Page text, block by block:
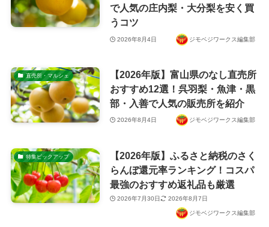
で人気の庄内梨・大分梨を安く買
うコツ
2026年8月4日 ジモベジワークス編集部
直売所・マルシェ
【2026年版】富山県のなし直売所
おすすめ12選！呉羽梨・魚津・黒
部・入善で人気の販売所を紹介
2026年8月4日 ジモベジワークス編集部
特集ピックアップ
【2026年版】ふるさと納税のさく
らんぼ還元率ランキング！コスパ
最強のおすすめ返礼品も厳選
2026年7月30日 2026年8月7日
ジモベジワークス編集部